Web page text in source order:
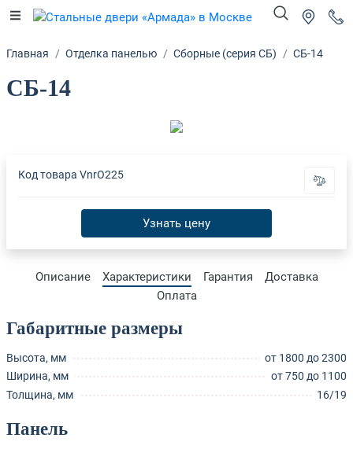
Главная Отделка панелью Сборные (серия СБ) СБ-14
СБ-14
Описание Характеристики Гарантия
Доставка
Оплата
Габаритные размеры
Высота, мм
от 1800 до 2300
Ширина, мм
от 750 до 1100
Толщина, мм
16/19
Панель
Код товара VnrO225
Узнать цену